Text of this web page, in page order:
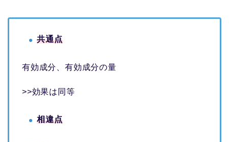
共通点
有効成分、有効成分の量
>>効果は同等
相違点